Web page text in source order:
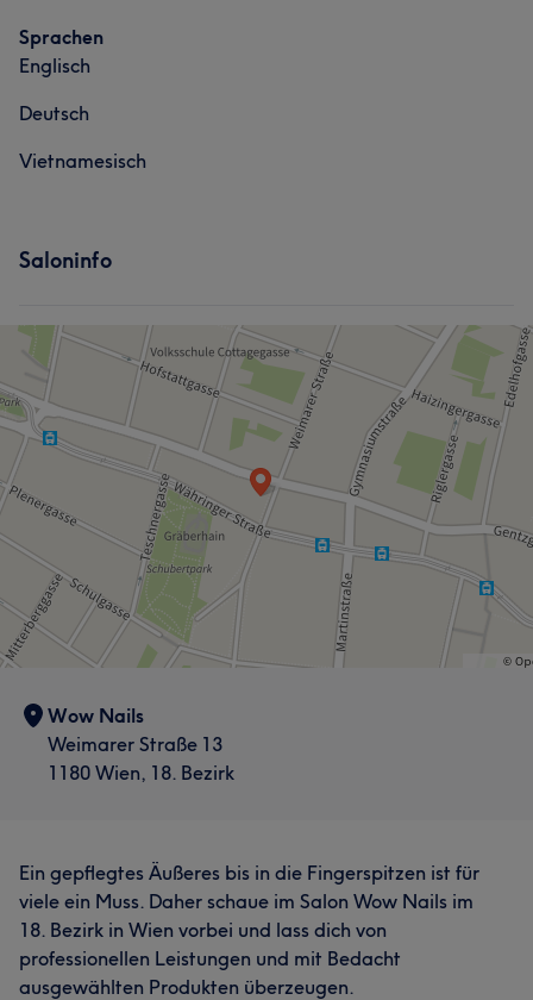
Sprachen
Englisch
Deutsch
Vietnamesisch
Saloninfo
Wow Nails
Weimarer Straße 13
1180 Wien, 18. Bezirk
Ein gepflegtes Äußeres bis in die Fingerspitzen ist für
viele ein Muss. Daher schaue im Salon Wow Nails im
18. Bezirk in Wien vorbei und lass dich von
professionellen Leistungen und mit Bedacht
ausgewählten Produkten überzeugen.